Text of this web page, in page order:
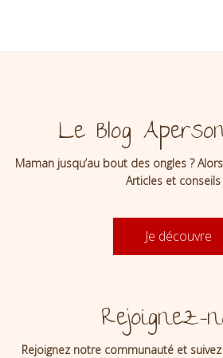
Le Blog
Maman jusqu’au bout des ongles ?
Articles et
Je découvre
Rejoignez-
Rejoignez notre communauté et